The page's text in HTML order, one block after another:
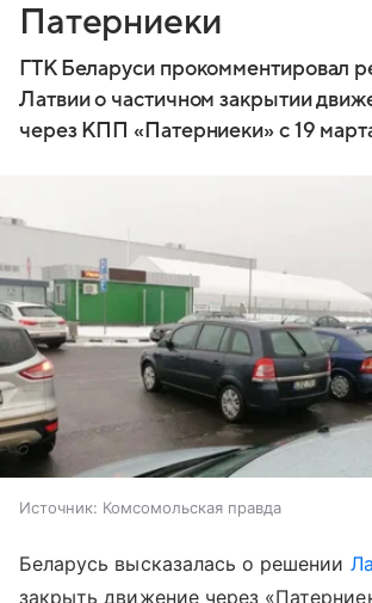
Патерниеки
ГТК Беларуси прокомментировал
Латвии о частичном закрытии
через КПП «Патерниеки» с 19
Источник: Комсомольская правда
Беларусь высказалась о решении
закрыть движение через